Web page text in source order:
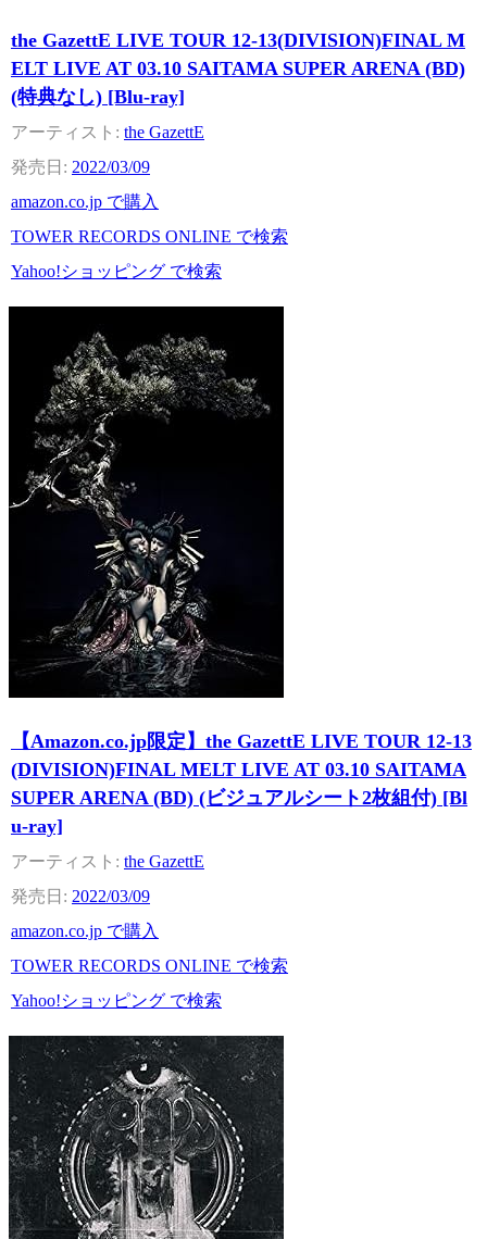
the GazettE LIVE TOUR 12-13(DIVISION)FINAL M
ELT LIVE AT 03.10 SAITAMA SUPER ARENA (BD)
(特典なし) [Blu-ray]
the GazettE
2022/03/09
amazon.co.jp で購入
TOWER RECORDS ONLINE で検索
Yahoo!ショッピング で検索
【Amazon.co.jp限定】the GazettE LIVE TOUR 12-13
(DIVISION)FINAL MELT LIVE AT 03.10 SAITAMA
SUPER ARENA (BD) (ビジュアルシート2枚組付) [Bl
u-ray]
the GazettE
2022/03/09
amazon.co.jp で購入
TOWER RECORDS ONLINE で検索
Yahoo!ショッピング で検索